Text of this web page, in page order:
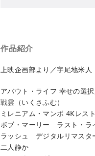
作品紹介
上映企画部より／宇尾地米人
アバウト・ライフ 幸せの選
戦雲（いくさふむ）
ミレニアム・マンボ 4Kレス
ボブ・マーリー ラスト・ラ
ラッシュ デジタルリマスタ
二人静か